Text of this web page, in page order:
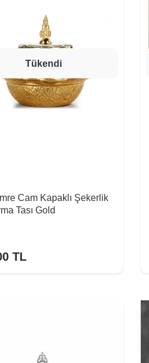
Tükendi
Cam Kapaklı Şekerlik
Tası Gold
TL